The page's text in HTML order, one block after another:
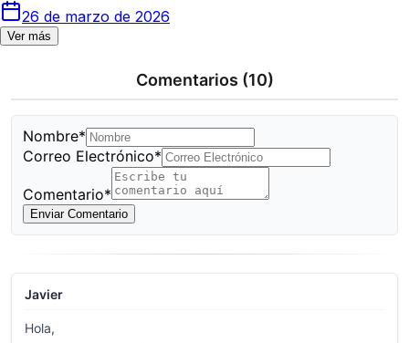
26 de marzo de 2026
Ver más
Comentarios (10)
Nombre*
Correo Electrónico*
Comentario*
Enviar Comentario
Javier
Hola,